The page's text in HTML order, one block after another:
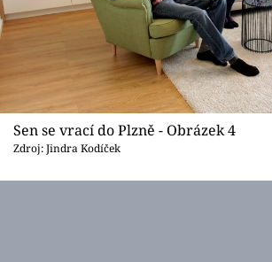
Sen se vrací do Plzně - Obrázek 4
Zdroj: Jindra Kodíček